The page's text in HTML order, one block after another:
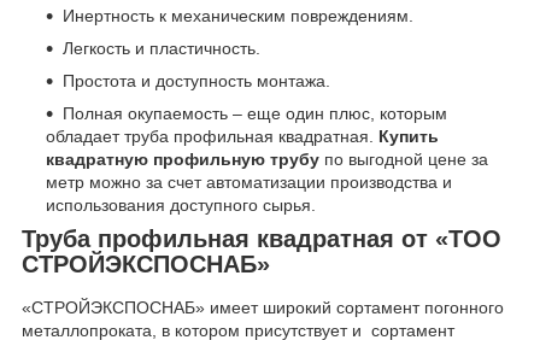
Инертность к механическим повреждениям.
Легкость и пластичность.
Простота и доступность монтажа.
Полная окупаемость – еще один плюс, которым
обладает труба профильная квадратная. Купить
квадратную профильную трубу по выгодной цене за
метр можно за счет автоматизации производства и
использования доступного сырья.
Труба профильная квадратная от «ТОО
СТРОЙЭКСПОСНАБ»
«СТРОЙЭКСПОСНАБ» имеет широкий сортамент погонного
металлопроката, в котором присутствует и сортамент